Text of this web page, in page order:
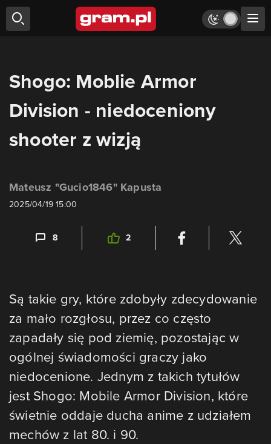
Shogo: Moblie Armor
Division - niedoceniony
shooter z wizją
Mateusz "Gucio1846" Kapusta
2025/04/19 15:00
8 2
Są takie gry, które zdobyły zdecydowanie
za mało rozgłosu, przez co często
zapadały się pod ziemię, pozostając w
ogólnej świadomości graczy jako
niedocenione. Jednym z takich tytułów
jest Shogo: Mobile Armor Division, które
świetnie oddaje ducha anime z udziałem
mechów z lat 80. i 90.